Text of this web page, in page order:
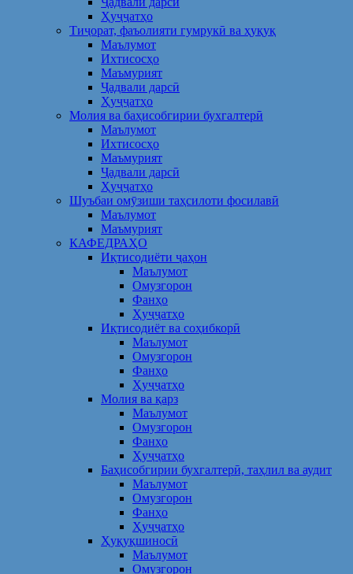
Ҳуҷҷатҳо
Тиҷорат, фаъолияти гумрукӣ ва ҳуқуқ
Маълумот
Ихтисосҳо
Маъмурият
Ҷадвали дарсӣ
Ҳуҷҷатҳо
Молия ва баҳисобгирии бухгалтерӣ
Маълумот
Ихтисосҳо
Маъмурият
Ҷадвали дарсӣ
Ҳуҷҷатҳо
Шуъбаи омӯзиши таҳсилоти фосилавӣ
Маълумот
Маъмурият
КАФЕДРАҲО
Иқтисодиёти ҷаҳон
Маълумот
Омузгорон
Фанҳо
Ҳуҷҷатҳо
Иқтисодиёт ва соҳибкорӣ
Маълумот
Омузгорон
Фанҳо
Ҳуҷҷатҳо
Молия ва қарз
Маълумот
Омузгорон
Фанҳо
Ҳуҷҷатҳо
Баҳисобгирии бухгалтерӣ, таҳлил ва аудит
Маълумот
Омузгорон
Фанҳо
Ҳуҷҷатҳо
Ҳуқуқшиносӣ
Маълумот
Омузгорон